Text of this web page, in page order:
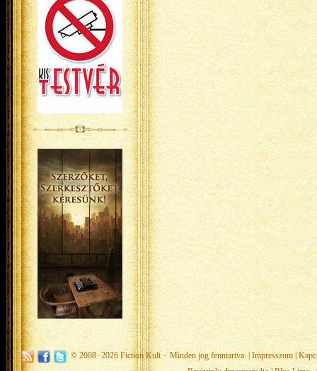
© 2008−2026 Fiction Kult− Minden jog fenntartva. | Impresszum